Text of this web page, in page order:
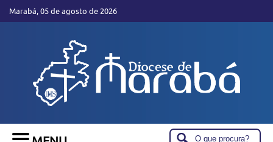
Marabá, 05 de agosto de 2026